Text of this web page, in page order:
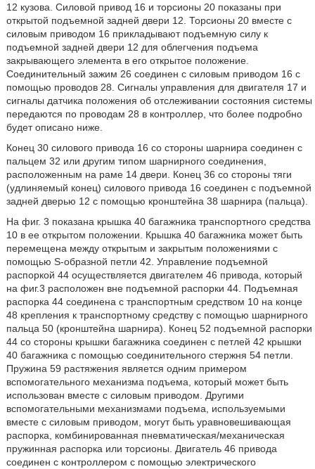
12 кузова. Силовой привод 16 и торсионы 20 показаны при
открытой подъемной задней двери 12. Торсионы 20 вместе с
силовым приводом 16 прикладывают подъемную силу к
подъемной задней двери 12 для облегчения подъема
закрывающего элемента в его открытое положение.
Соединительный зажим 26 соединен с силовым приводом 16 с
помощью проводов 28. Сигналы управления для двигателя 17 и
сигналы датчика положения об отслеживании состояния системы
передаются по проводам 28 в контроллер, что более подробно
будет описано ниже.
Конец 30 силового привода 16 со стороны шарнира соединен с
пальцем 32 или другим типом шарнирного соединения,
расположенным на раме 14 двери. Конец 36 со стороны тяги
(удлиняемый конец) силового привода 16 соединен с подъемной
задней дверью 12 с помощью кронштейна 38 шарнира (пальца).
На фиг. 3 показана крышка 40 багажника транспортного средства
10 в ее открытом положении. Крышка 40 багажника может быть
перемещена между открытым и закрытым положениями с
помощью S-образной петли 42. Управление подъемной
распоркой 44 осуществляется двигателем 46 привода, который
на фиг.3 расположен вне подъемной распорки 44. Подъемная
распорка 44 соединена с транспортным средством 10 на конце
48 крепления к транспортному средству с помощью шарнирного
пальца 50 (кронштейна шарнира). Конец 52 подъемной распорки
44 со стороны крышки багажника соединен с петлей 42 крышки
40 багажника с помощью соединительного стержня 54 петли.
Пружина 59 растяжения является одним примером
вспомогательного механизма подъема, который может быть
использован вместе с силовым приводом. Другими
вспомогательными механизмами подъема, используемыми
вместе с силовым приводом, могут быть уравновешивающая
распорка, комбинированная пневматическая/механическая
пружинная распорка или торсионы. Двигатель 46 привода
соединен с контроллером с помощью электрического